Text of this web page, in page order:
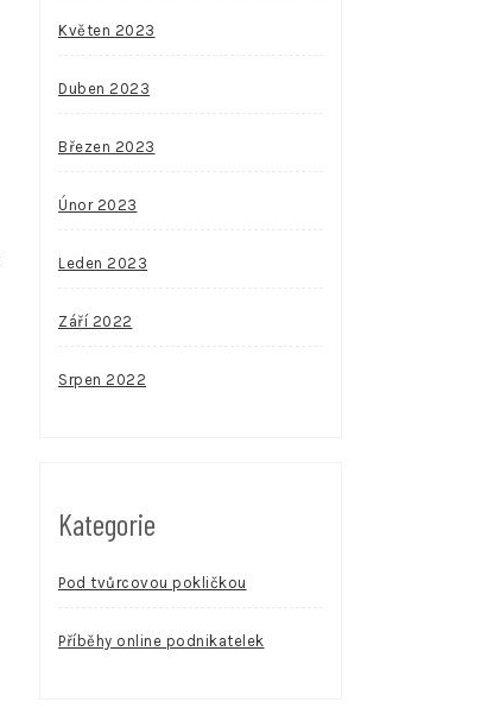
Květen 2023
Duben 2023
Březen 2023
Únor 2023
Leden 2023
Září 2022
Srpen 2022
Kategorie
Pod tvůrcovou pokličkou
Příběhy online podnikatelek